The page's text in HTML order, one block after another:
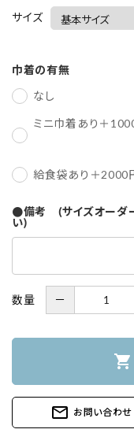
サイズ
巾着の有無
なし
ミニ巾着あり＋
給食袋あり＋2000
●備考 (サイズオーダー
い)
数量 －
shopping_cart
mail_outline お問い合わせ